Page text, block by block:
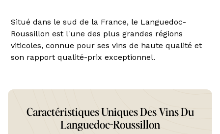
Situé dans le sud de la France, le Languedoc-
Roussillon est l'une des plus grandes régions
viticoles, connue pour ses vins de haute qualité et
son rapport qualité-prix exceptionnel.
Caractéristiques Uniques Des Vins Du
Languedoc-Roussillon